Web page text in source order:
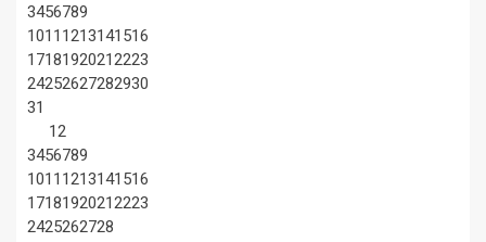
3456789
1011 1213141516
17181920212223
24252627282930
31
12
3456789
1011 1213141516
17181920212223
2425262728